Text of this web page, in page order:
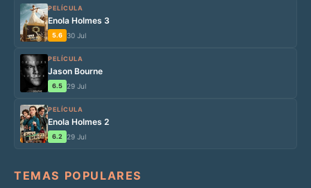
PELÍCULA
Enola Holmes 3
5.6 30 Jul
PELÍCULA
Jason Bourne
6.5 29 Jul
PELÍCULA
Enola Holmes 2
6.2 29 Jul
TEMAS POPULARES